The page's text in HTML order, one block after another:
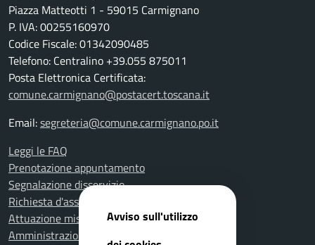
Piazza Matteotti 1 - 59015 Carmignano
P. IVA: 00255160970
Codice Fiscale: 01342090485
Telefono: Centralino +39.055 875011
Posta Elettronica Certificata:
comune.carmignano@postacert.toscana.it
Email:segreteria@comune.carmignano.po.it
Leggi le FAQ
Prenotazione appuntamento
Segnalazione disservizio
Richiesta d'assistenza
Attuazione misure PNRR
Amministrazione trasparente
Avviso sull'utilizzo